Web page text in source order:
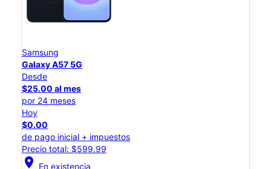
Samsung
Galaxy A57 5G
Desde
$25.00 al mes
por 24 meses
Hoy
$0.00
de pago inicial + impuestos
Precio total: $599.99
location_on En existencia